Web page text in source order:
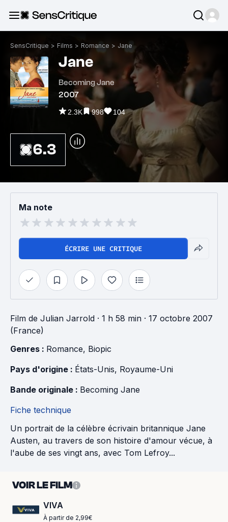
SensCritique > Films > Romance > Jane
Jane
Becoming Jane
2007
2.3K 998 104
6.3
Ma note
ÉCRIRE UNE CRITIQUE
Film de Julian Jarrold · 1 h 58 min · 17 octobre 2007
(France)
Genres : Romance, Biopic
Pays d'origine : États-Unis, Royaume-Uni
Bande originale : Becoming Jane
Fiche technique
Un portrait de la célèbre écrivain britannique Jane
Austen, au travers de son histoire d'amour vécue, à
l'aube de ses vingt ans, avec Tom Lefroy...
VOIR LE FILM
VIVA
À partir de 2,99€